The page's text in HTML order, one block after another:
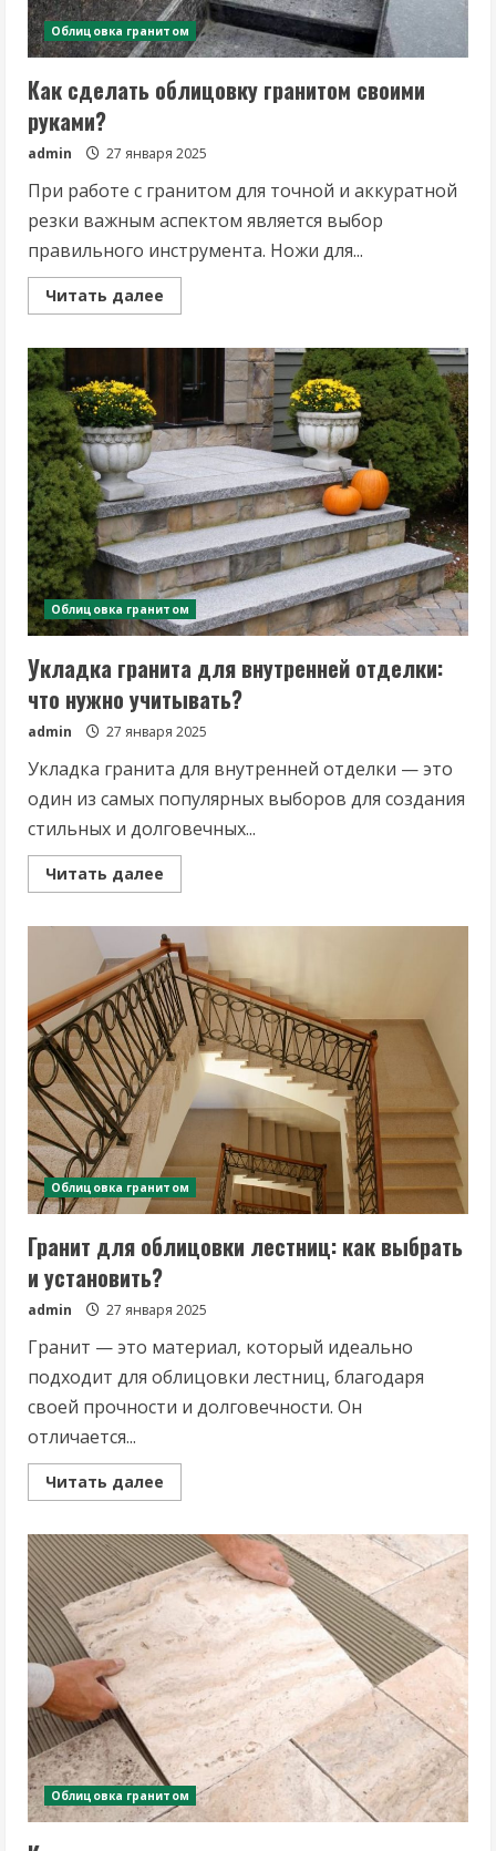
Облицовка гранитом
Как сделать облицовку гранитом своими
руками?
admin 27 января 2025
При работе с гранитом для точной и аккуратной
резки важным аспектом является выбор
правильного инструмента. Ножи для...
Читать далее
more
сделать
облицовку
гранитом
своими
руками?
Облицовка гранитом
Укладка гранита для внутренней отделки:
что нужно учитывать?
admin 27 января 2025
Укладка гранита для внутренней отделки — это
один из самых популярных выборов для создания
стильных и долговечных...
Читать далее
more
гранита
для
внутренней
отделки:
что
нужно
учитывать?
Облицовка гранитом
Гранит для облицовки лестниц: как выбрать
и установить?
admin 27 января 2025
Гранит — это материал, который идеально
подходит для облицовки лестниц, благодаря
своей прочности и долговечности. Он
отличается...
Читать далее
more
для
облицовки
лестниц:
как
выбрать
установить?
Облицовка гранитом